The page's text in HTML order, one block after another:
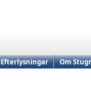
Efterlysningar Om